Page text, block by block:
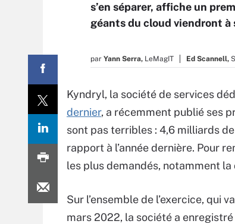
s’en séparer, affiche un
géants du cloud viendront à
par Yann Serra, LeMagIT Ed Scannell,
Kyndryl, la société de services
dernier, a récemment publié ses
sont pas terribles : 4,6 milliards
rapport à l’année dernière. Pour
les plus demandés, notamment
Sur l’ensemble de l’exercice, qui
mars 2022, la société a